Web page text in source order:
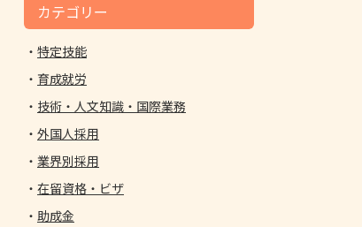
カテゴリー
特定技能
育成就労
技術・人文知識・国際業務
外国人採用
業界別採用
在留資格・ビザ
助成金